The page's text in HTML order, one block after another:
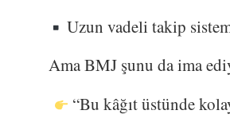
Uzun vadeli takip
Ama BMJ şunu da ima
“Bu kâğıt üstünde